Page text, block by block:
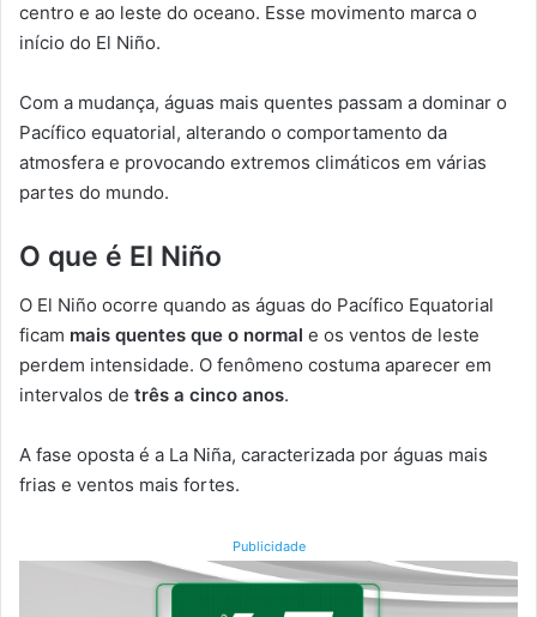
centro e ao leste do oceano. Esse movimento marca o
início do El Niño.
Com a mudança, águas mais quentes passam a dominar o
Pacífico equatorial, alterando o comportamento da
atmosfera e provocando extremos climáticos em várias
partes do mundo.
O que é El Niño
O El Niño ocorre quando as águas do Pacífico Equatorial
ficam mais quentes que o normal e os ventos de leste
perdem intensidade. O fenômeno costuma aparecer em
intervalos de três a cinco anos.
A fase oposta é a La Niña, caracterizada por águas mais
frias e ventos mais fortes.
Publicidade